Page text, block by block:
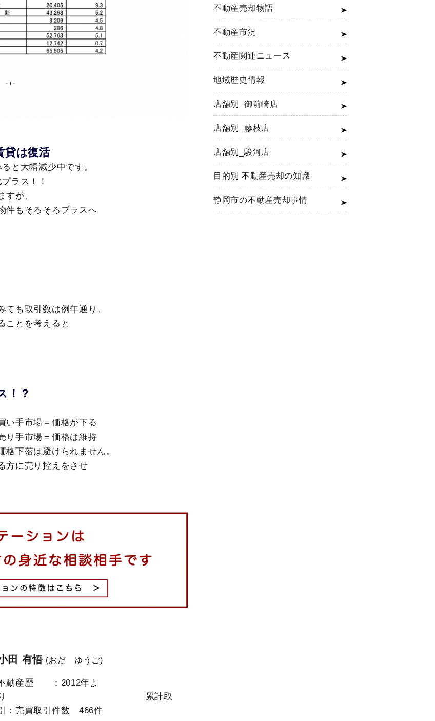
貸は復活
と大幅減少中です。
ラス！！
すが、
件もそろそろプラスへ
も取引数は例年通り。
ことを考えると
！？
い手市場＝価格が下る
り手市場＝価格は維持
下落は避けられません。
方に売り控えをさせ
田 有悟 (おだ ゆうご)
動産歴 ：2012年よ
累計取
：売買取引件数 466件
不動産売却物語
不動産市況
不動産関連ニュース
地域歴史情報
店舗別_御前崎店
店舗別_藤枝店
店舗別_駿河店
目的別 不動産売却の知識
静岡市の不動産売却事情